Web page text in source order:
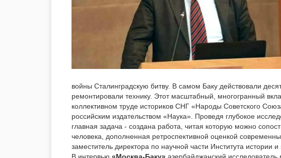
войны Сталинградскую битву. В самом Баку действовали
ремонтировали технику. Этот масштабный, многогранный
коллективном труде историков СНГ «Народы Советского
российским издательством «Наука». Проведя глубокое
главная задача - создана работа, читая которую можно
человека, дополненная ретроспективной оценкой
заместитель директора по научной части Института